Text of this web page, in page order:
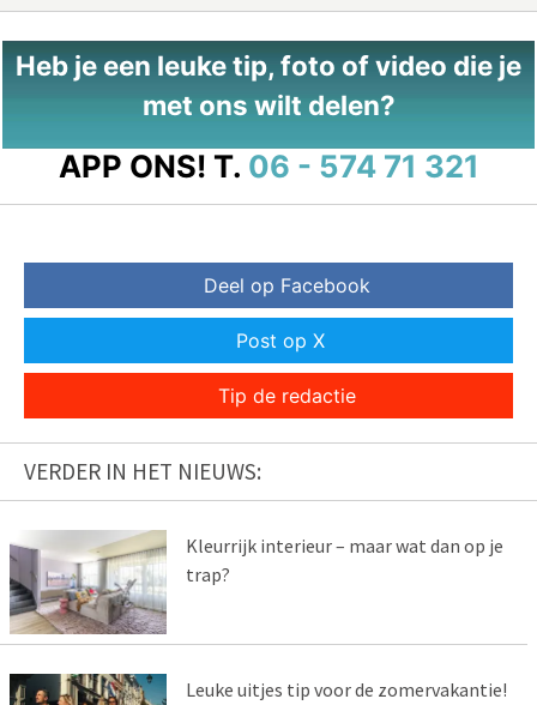
Heb je een leuke tip, foto of video die je
met ons wilt delen?
APP ONS! T. 06 - 574 71 321
Deel op Facebook
Post op X
Tip de redactie
VERDER IN HET NIEUWS:
Kleurrijk interieur – maar wat dan op je
trap?
Leuke uitjes tip voor de zomervakantie!